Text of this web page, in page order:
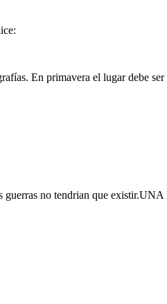
En primavera el lugar debe ser
guerras no tendrian que